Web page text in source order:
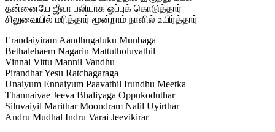
தன்னையே ஜீவா பலியாக ஒப்புக் கொடுத்தார்
சிலுவையில் மரித்தார் மூன்றாம் நாளில் உயிர்த்தார்
Erandaiyiram Aandhugaluku Munbaga
Bethalehaem Nagarin Mattutholuvathil
Vinnai Vittu Mannil Vandhu
Pirandhar Yesu Ratchagaraga
Unaiyum Ennaiyum Paavathil Irundhu Meetka
Thannaiyae Jeeva Bhaliyaga Oppukoduthar
Siluvaiyil Marithar Moondram Nalil Uyirthar
Andru Mudhal Indru Varai Jeevikirar